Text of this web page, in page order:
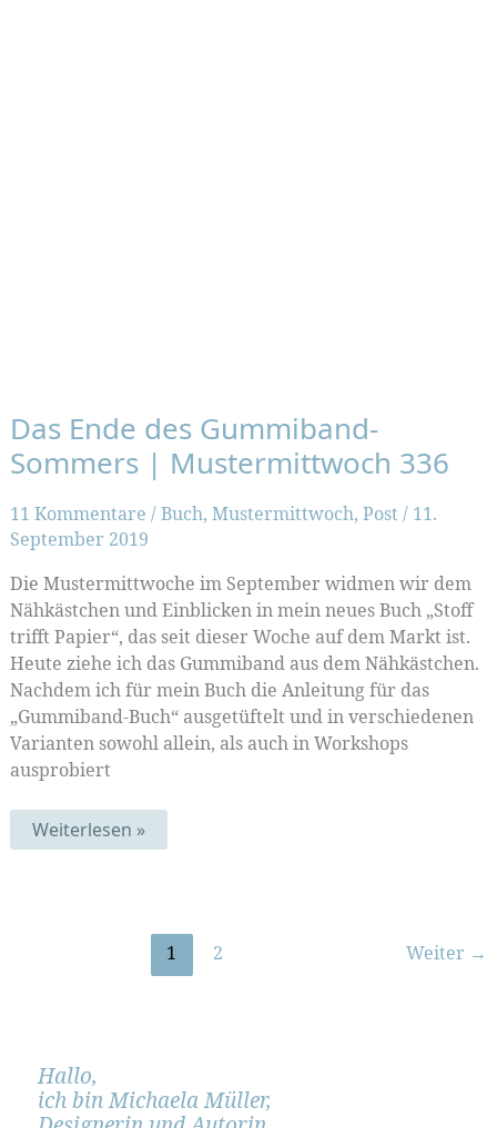
Das Ende des Gummiband-
Sommers | Mustermittwoch 336
11 Kommentare /Buch, Mustermittwoch, Post / 11.
September 2019
Die Mustermittwoche im September widmen wir dem
Nähkästchen und Einblicken in mein neues Buch „Stoff
trifft Papier“, das seit dieser Woche auf dem Markt ist.
Heute ziehe ich das Gummiband aus dem Nähkästchen.
Nachdem ich für mein Buch die Anleitung für das
„Gummiband-Buch“ ausgetüftelt und in verschiedenen
Varianten sowohl allein, als auch in Workshops
ausprobiert
Das
Ende
Mustermittwoch
Weiterlesen »
1 2 Weiter →
Hallo,
ich bin Michaela Müller,